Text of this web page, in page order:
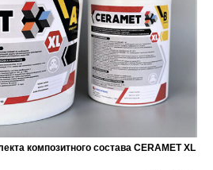
композитного состава CERAMET XL